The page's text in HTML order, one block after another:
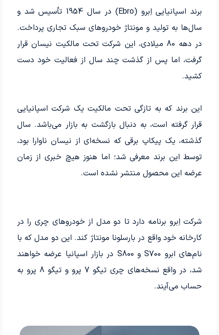
برند اسپانیایی اِبرو (Ebro) در سال 1954 تأسیس شد و
سال‌ها به تولید و مونتاژ خودروهای سبک تجاری پرداخت.
در دهه 80 میلادی، این شرکت تحت مالکیت نیسان قرار
گرفت، اما پس از گذشت چند سال از فعالیت خود دست
کشید.
این برند که به تازگی تحت مالکیت یک شرکت اسپانیایی
قرار گرفته است، به دنبال بازگشت به بازار می‌باشد. سال
گذشته، یک پیکاپ برقی که نسخه‌ای از نیسان ناوارا بود،
توسط این برند معرفی شد؛ اما هنوز هیچ خبری از زمان
عرضه این محصول منتشر نشده است.
شرکت اِبرو برنامه دارد تا دو مدل از خودروهای چری را در
کارخانه خود واقع در بارسلونا مونتاژ کند. این دو مدل که با
نام‌های ابرو S700 و S800 در بازار اسپانیا عرضه خواهند
شد، در واقع نسخه‌های چری تیگو 7 پرو و تیگو 8 پرو به
حساب می‌آیند.